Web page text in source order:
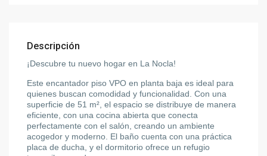
Descripción
¡Descubre tu nuevo hogar en La Nocla!
Este encantador piso VPO en planta baja es ideal para
quienes buscan comodidad y funcionalidad. Con una
superficie de 51 m², el espacio se distribuye de manera
eficiente, con una cocina abierta que conecta
perfectamente con el salón, creando un ambiente
acogedor y moderno. El baño cuenta con una práctica
placa de ducha, y el dormitorio ofrece un refugio